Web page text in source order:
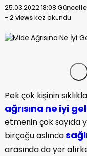
25.03.2022 18:08
- 2 viewskez okundu
Pek çok kişinin
ağrısına ne iyi
etmenin çok sayıda
birçoğu aslında
arasında da yer